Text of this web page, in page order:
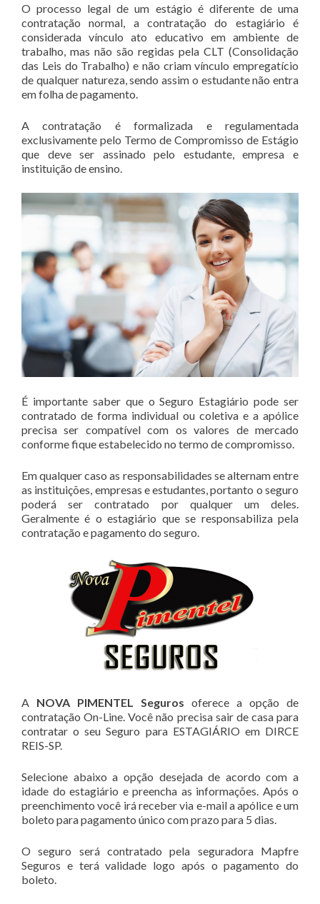
O processo legal de um estágio é diferente de uma
contratação normal, a contratação do estagiário é
considerada vínculo ato educativo em ambiente de
trabalho, mas não são regidas pela CLT (Consolidação
das Leis do Trabalho) e não criam vínculo empregatício
de qualquer natureza, sendo assim o estudante não entra
em folha de pagamento.
A contratação é formalizada e regulamentada
exclusivamente pelo Termo de Compromisso de Estágio
que deve ser assinado pelo estudante, empresa e
instituição de ensino.
É importante saber que o Seguro Estagiário pode ser
contratado de forma individual ou coletiva e a apólice
precisa ser compatível com os valores de mercado
conforme fique estabelecido no termo de compromisso.
Em qualquer caso as responsabilidades se alternam entre
as instituições, empresas e estudantes, portanto o seguro
poderá ser contratado por qualquer um deles.
Geralmente é o estagiário que se responsabiliza pela
contratação e pagamento do seguro.
A NOVA PIMENTEL Seguros oferece a opção de
contratação On-Line. Você não precisa sair de casa para
contratar o seu Seguro para ESTAGIÁRIO em DIRCE
REIS-SP.
Selecione abaixo a opção desejada de acordo com a
idade do estagiário e preencha as informações. Após o
preenchimento você irá receber via e-mail a apólice e um
boleto para pagamento único com prazo para 5 dias.
O seguro será contratado pela seguradora Mapfre
Seguros e terá validade logo após o pagamento do
boleto.